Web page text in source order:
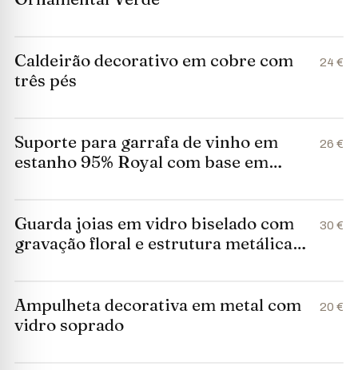
Caldeirão decorativo em cobre com
três pés
24 €
Suporte para garrafa de vinho em
estanho 95% Royal com base em
26 €
Guarda joias em vidro biselado com
gravação floral e estrutura metálica
30 €
Ampulheta decorativa em metal com
vidro soprado
20 €